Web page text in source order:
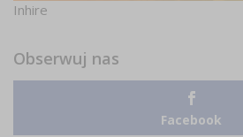
Inhire
Obserwuj nas
Facebook